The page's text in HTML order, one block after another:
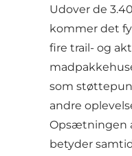
Udover de
kommer det
fire trail- og
som
andre
Opsætningen
betyder